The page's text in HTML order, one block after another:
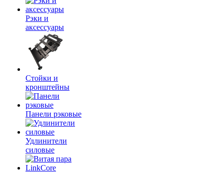
Рэки и
аксессуары
Стойки и
кронштейны
Панели рэковые
Удлинители
силовые